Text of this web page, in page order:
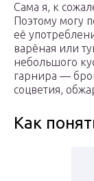
Сама я, к
Поэтому могу
её
варёная или
небольшого
гарнира —
соцветия,
Как